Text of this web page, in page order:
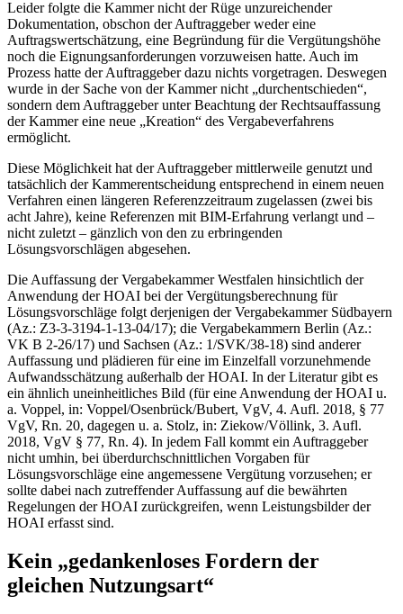
Leider folgte die Kammer nicht der Rüge unzureichender
Dokumentation, obschon der Auftraggeber weder eine
Auftragswertschätzung, eine Begründung für die Vergütungshöhe
noch die Eignungsanforderungen vorzuweisen hatte. Auch im
Prozess hatte der Auftraggeber dazu nichts vorgetragen. Deswegen
wurde in der Sache von der Kammer nicht „durchentschieden“,
sondern dem Auftraggeber unter Beachtung der Rechtsauffassung
der Kammer eine neue „Kreation“ des Vergabeverfahrens
ermöglicht.
Diese Möglichkeit hat der Auftraggeber mittlerweile genutzt und
tatsächlich der Kammerentscheidung entsprechend in einem neuen
Verfahren einen längeren Referenzzeitraum zugelassen (zwei bis
acht Jahre), keine Referenzen mit BIM-Erfahrung verlangt und –
nicht zuletzt – gänzlich von den zu erbringenden
Lösungsvorschlägen abgesehen.
Die Auffassung der Vergabekammer Westfalen hinsichtlich der
Anwendung der HOAI bei der Vergütungsberechnung für
Lösungsvorschläge folgt derjenigen der Vergabekammer Südbayern
(Az.: Z3-3-3194-1-13-04/17); die Vergabekammern Berlin (Az.:
VK B 2-26/17) und Sachsen (Az.: 1/SVK/38-18) sind anderer
Auffassung und plädieren für eine im Einzelfall vorzunehmende
Aufwandsschätzung außerhalb der HOAI. In der Literatur gibt es
ein ähnlich uneinheitliches Bild (für eine Anwendung der HOAI u.
a. Voppel, in: Voppel/Osenbrück/Bubert, VgV, 4. Aufl. 2018, § 77
VgV, Rn. 20, dagegen u. a. Stolz, in: Ziekow/Völlink, 3. Aufl.
2018, VgV § 77, Rn. 4). In jedem Fall kommt ein Auftraggeber
nicht umhin, bei überdurchschnittlichen Vorgaben für
Lösungsvorschläge eine angemessene Vergütung vorzusehen; er
sollte dabei nach zutreffender Auffassung auf die bewährten
Regelungen der HOAI zurückgreifen, wenn Leistungsbilder der
HOAI erfasst sind.
Kein „gedankenloses Fordern der
gleichen Nutzungsart“